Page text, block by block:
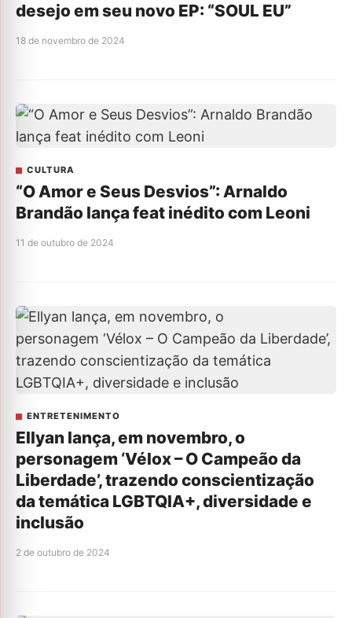
desejo em seu novo EP: “SOUL EU”
18 de novembro de 2024
CULTURA
“O Amor e Seus Desvios”: Arnaldo
Brandão lança feat inédito com Leoni
11 de outubro de 2024
ENTRETENIMENTO
Ellyan lança, em novembro, o
personagem ‘Vélox – O Campeão da
Liberdade’, trazendo conscientização
da temática LGBTQIA+, diversidade e
inclusão
2 de outubro de 2024